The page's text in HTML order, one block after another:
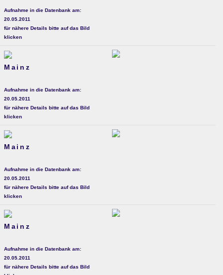
Aufnahme in die Datenbank am:
20.05.2011
für nähere Details bitte auf das Bild
klicken
Mainz
Aufnahme in die Datenbank am:
20.05.2011
für nähere Details bitte auf das Bild
klicken
Mainz
Aufnahme in die Datenbank am:
20.05.2011
für nähere Details bitte auf das Bild
klicken
Mainz
Aufnahme in die Datenbank am:
20.05.2011
für nähere Details bitte auf das Bild